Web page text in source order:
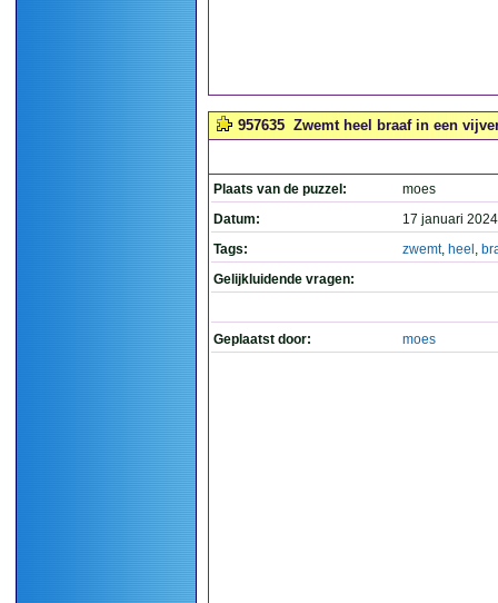
957635 Zwemt heel braaf in een
Plaats van de puzzel:
moes
Datum:
17 januari
Tags:
zwemt, heel ,
Gelijkluidende vragen:
Geplaatst door: moes